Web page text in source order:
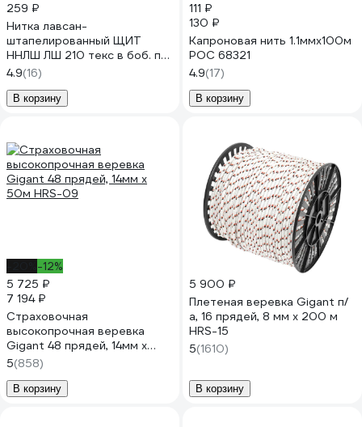
259 ₽
Нитка лавсан-
штапелированный ЩИТ
ННЛШ ЛШ 210 текс в боб. по
1000 м
4.9(16)
В корзину
111 ₽
130 ₽
Капроновая нить 1.1ммх100м
РОС 68321
4.9(17)
В корзину
-12%
5 725 ₽
7 194 ₽
Страховочная
высокопрочная веревка
Gigant 48 прядей, 14мм х
50м HRS-09
5(858)
В корзину
5 900 ₽
Плетеная веревка Gigant п/
а, 16 прядей, 8 мм х 200 м
HRS-15
5(1610)
В корзину